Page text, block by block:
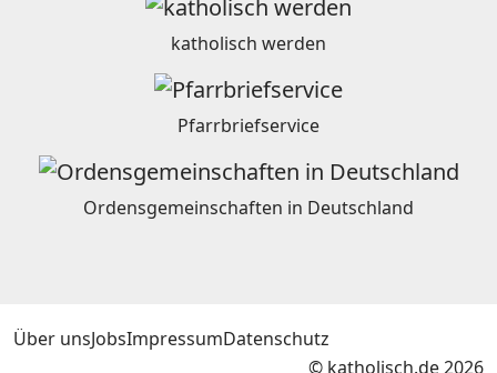
katholisch werden
Pfarrbriefservice
Ordensgemeinschaften in Deutschland
Über unsJobsImpressumDatenschutz
© katholisch.de 2026